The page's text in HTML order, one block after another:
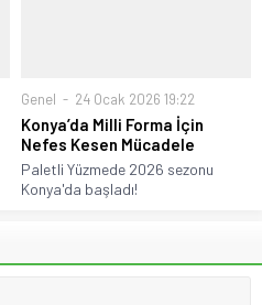
Genel 24 Ocak 2026 19:22
Konya’da Milli Forma İçin
Nefes Kesen Mücadele
Paletli Yüzmede 2026 sezonu
Konya'da başladı!